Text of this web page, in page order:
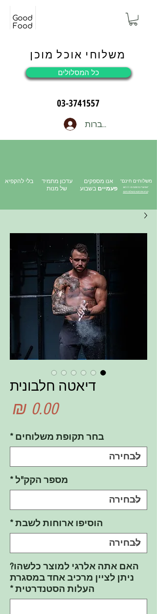
משלוחי אוכל מוכן
כל המסלולים
03-3741557
להתחברות
משלוחים חינם*
*אפשרי בהזמנה מ-₪500
<קרא את תנאי משלוח חינם
אנו מספקים
פעמייםבשבוע
עדכון מתמיד
של מנות
בלי להקפיא
דיאטה חלבונית
בחר תקופת משלוחים *
מספר הקק"ל*
הוסיפו ארוחות לשבת*
האם אתה אלרגי למוצר כלשהו?
ניתן לציין מרכיב אחד במסגרת
העלות הסטנדרטית*